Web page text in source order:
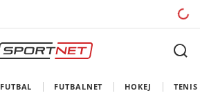
FUTBAL FUTBALNET HOKEJ TENIS